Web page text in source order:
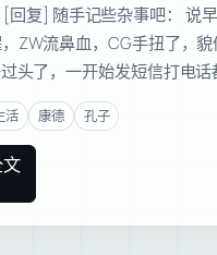
回复] 随手记些杂事吧： 说早
ZW流鼻血，CG手扭了，
过头了，一开始发短信打电
活 康德 孔子